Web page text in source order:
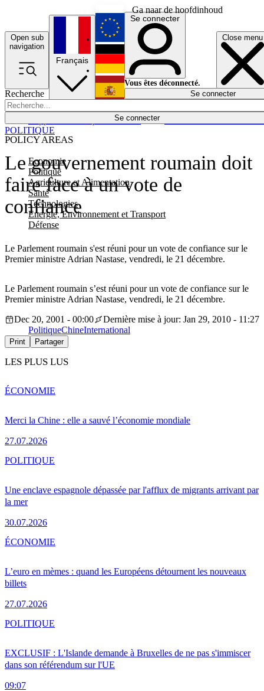
Ga naar de hoofdinhoud
Open sub
navigation
Close menu
Recherche
Se connecter
POLICY AREAS
Economie
Politique
Agriculture et Alimentation
Santé
Technologies
Energie, Environnement et Transport
Défense
Économie
Français
English
Deutsch
Español
Se connecter
Vous êtes déconnecté.
Se connecter
Le gouvernement roumain doit
faire face à un vote de
confiance
Le Parlement roumain s'est réuni pour un vote de confiance sur le
Premier ministre Adrian Nastase, vendredi, le 21 décembre.
POLITIQUE
Le Parlement roumain s’est réuni pour un vote de confiance sur le
Premier ministre Adrian Nastase, vendredi, le 21 décembre.
Dec 20, 2001 - 00:00
Dernière mise à jour: Jan 29, 2010 - 11:27
PolitiqueChineInternational
Print Partager
LES PLUS LUS
Merci la Chine : elle a sauvé l’économie mondiale
27.07.2026
ÉCONOMIE
Une enclave espagnole dépassée par l'afflux de migrants arrivant par
la mer
30.07.2026
POLITIQUE
L’euro en mèmes : quand les Européens détournent les nouveaux
billets
27.07.2026
ÉCONOMIE
EXCLUSIF : L'Islande demande à Bruxelles de ne pas s'immiscer
dans son référendum sur l'UE
09:07
POLITIQUE